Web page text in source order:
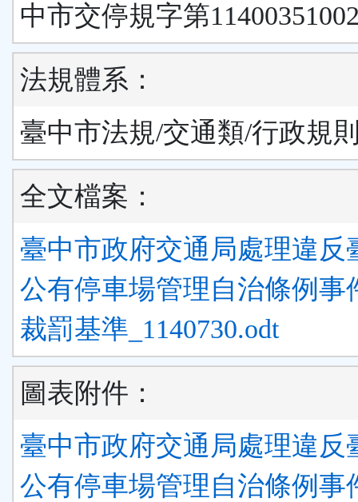
中市交停規字第
法規體系：
臺中市法規/交通類/行政規
全文檔案：
臺中市政府交通局處理違反
公有停車場管理自治條例事
裁罰基準_1140730.odt
圖表附件：
臺中市政府交通局處理違反
公有停車場管理自治條例事